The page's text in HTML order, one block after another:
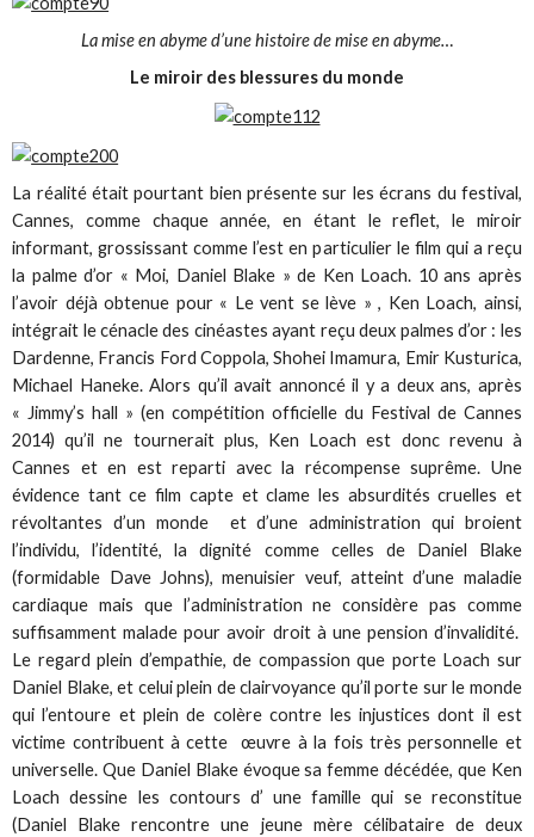
La mise en abyme d’une histoire de mise en abyme…
Le miroir des blessures du monde
La réalité était pourtant bien présente sur les écrans du festival,
Cannes, comme chaque année, en étant le reflet, le miroir
informant, grossissant comme l’est en particulier le film qui a reçu
la palme d’or « Moi, Daniel Blake » de Ken Loach. 10 ans après
l’avoir déjà obtenue pour « Le vent se lève » , Ken Loach, ainsi,
intégrait le cénacle des cinéastes ayant reçu deux palmes d’or : les
Dardenne, Francis Ford Coppola, Shohei Imamura, Emir Kusturica,
Michael Haneke. Alors qu’il avait annoncé il y a deux ans, après
« Jimmy’s hall » (en compétition officielle du Festival de Cannes
2014) qu’il ne tournerait plus, Ken Loach est donc revenu à
Cannes et en est reparti avec la récompense suprême. Une
évidence tant ce film capte et clame les absurdités cruelles et
révoltantes d’un monde et d’une administration qui broient
l’individu, l’identité, la dignité comme celles de Daniel Blake
(formidable Dave Johns), menuisier veuf, atteint d’une maladie
cardiaque mais que l’administration ne considère pas comme
suffisamment malade pour avoir droit à une pension d’invalidité.
Le regard plein d’empathie, de compassion que porte Loach sur
Daniel Blake, et celui plein de clairvoyance qu’il porte sur le monde
qui l’entoure et plein de colère contre les injustices dont il est
victime contribuent à cette œuvre à la fois très personnelle et
universelle. Que Daniel Blake évoque sa femme décédée, que Ken
Loach dessine les contours d’ une famille qui se reconstitue
(Daniel Blake rencontre une jeune mère célibataire de deux